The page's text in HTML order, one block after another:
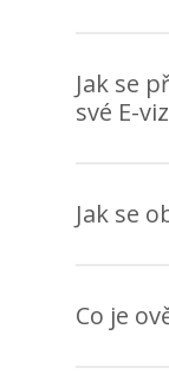
Jak se
své E-
Jak se
Co je